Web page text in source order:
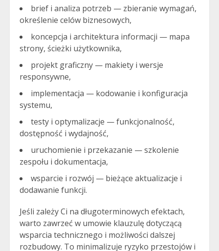
brief i analiza potrzeb — zbieranie wymagań,
określenie celów biznesowych,
koncepcja i architektura informacji — mapa
strony, ścieżki użytkownika,
projekt graficzny — makiety i wersje
responsywne,
implementacja — kodowanie i konfiguracja
systemu,
testy i optymalizacje — funkcjonalność,
dostępność i wydajność,
uruchomienie i przekazanie — szkolenie
zespołu i dokumentacja,
wsparcie i rozwój — bieżące aktualizacje i
dodawanie funkcji.
Jeśli zależy Ci na długoterminowych efektach,
warto zawrzeć w umowie klauzulę dotyczącą
wsparcia technicznego i możliwości dalszej
rozbudowy. To minimalizuje ryzyko przestojów i